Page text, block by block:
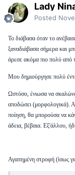
Lady
Posted
Το διάβασα όταν το
ξαναδιάβασα σήμερα και
άρεσε ακόμα πιο πολύ από
Μου δημιούργησε πολύ
Ωστόσο, ένιωσα να
αποδώσει (μορφολογικά).
ποίηση, θα μπορούσα να
άδεια, βέβαια. Εξ'άλλου,
Αγαπημένη στροφή (ίσως